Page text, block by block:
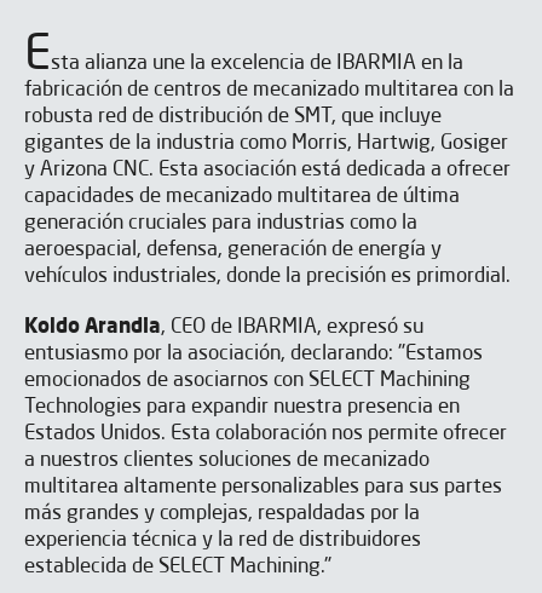
Esta alianza une la excelencia de IBARMIA en la
fabricación de centros de mecanizado multitarea con la
robusta red de distribución de SMT, que incluye
gigantes de la industria como Morris, Hartwig, Gosiger
y Arizona CNC. Esta asociación está dedicada a ofrecer
capacidades de mecanizado multitarea de última
generación cruciales para industrias como la
aeroespacial, defensa, generación de energía y
vehículos industriales, donde la precisión es primordial.
Koldo Arandia, CEO de IBARMIA, expresó su
entusiasmo por la asociación, declarando: "Estamos
emocionados de asociarnos con SELECT Machining
Technologies para expandir nuestra presencia en
Estados Unidos. Esta colaboración nos permite ofrecer
a nuestros clientes soluciones de mecanizado
multitarea altamente personalizables para sus partes
más grandes y complejas, respaldadas por la
experiencia técnica y la red de distribuidores
establecida de SELECT Machining."